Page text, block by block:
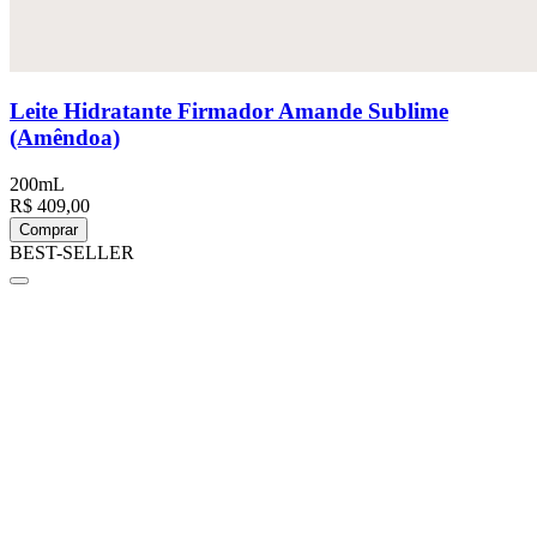
Leite Hidratante Firmador Amande Sublime
(Amêndoa)
200mL
R$ 409,00
Comprar
BEST-SELLER